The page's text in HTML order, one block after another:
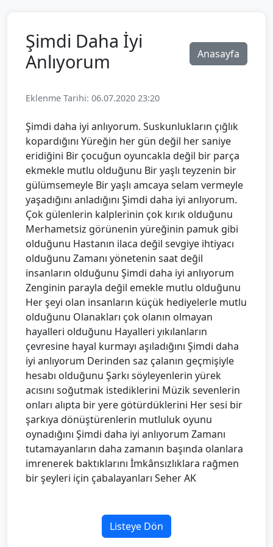
Şimdi Daha İyi
Anlıyorum
Anasayfa
Eklenme Tarihi: 06.07.2020 23:20
Şimdi daha iyi anlıyorum. Suskunlukların çığlık
kopardığını Yüreğin her gün değil her saniye
eridiğini Bir çocuğun oyuncakla değil bir parça
ekmekle mutlu olduğunu Bir yaşlı teyzenin bir
gülümsemeyle Bir yaşlı amcaya selam vermeyle
yaşadığını anladığını Şimdi daha iyi anlıyorum.
Çok gülenlerin kalplerinin çok kırık olduğunu
Merhametsiz görünenin yüreğinin pamuk gibi
olduğunu Hastanın ilaca değil sevgiye ihtiyacı
olduğunu Zamanı yönetenin saat değil
insanların olduğunu Şimdi daha iyi anlıyorum
Zenginin parayla değil emekle mutlu olduğunu
Her şeyi olan insanların küçük hediyelerle mutlu
olduğunu Olanakları çok olanın olmayan
hayalleri olduğunu Hayalleri yıkılanların
çevresine hayal kurmayı aşıladığını Şimdi daha
iyi anlıyorum Derinden saz çalanın geçmişiyle
hesabı olduğunu Şarkı söyleyenlerin yürek
acısını soğutmak istediklerini Müzik sevenlerin
onları alıpta bir yere götürdüklerini Her sesi bir
şarkıya dönüştürenlerin mutluluk oyunu
oynadığını Şimdi daha iyi anlıyorum Zamanı
tutamayanların daha zamanın başında olanlara
imrenerek baktıklarını İmkânsızlıklara rağmen
bir şeyleri için çabalayanları Seher AK
Listeye Dön